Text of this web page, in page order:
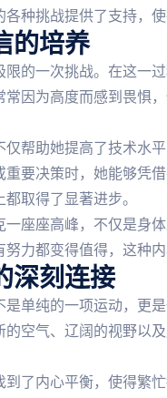
种挑战提供了支持，
的培养
的一次挑战。在这一
因为高度而感到畏惧
帮助她提高了技术水
重要决策时，她能够凭
取得了显著进步。
一座座高峰，不仅是身
力都变得值得，这种
深刻连接
是单纯的一项运动，更
的空气、辽阔的视野以
了内心平衡，使得繁